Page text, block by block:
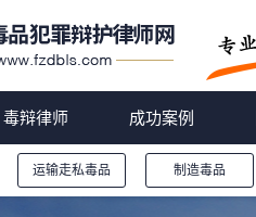
毒辩律师 成功案例
运输走私毒品 制造毒品